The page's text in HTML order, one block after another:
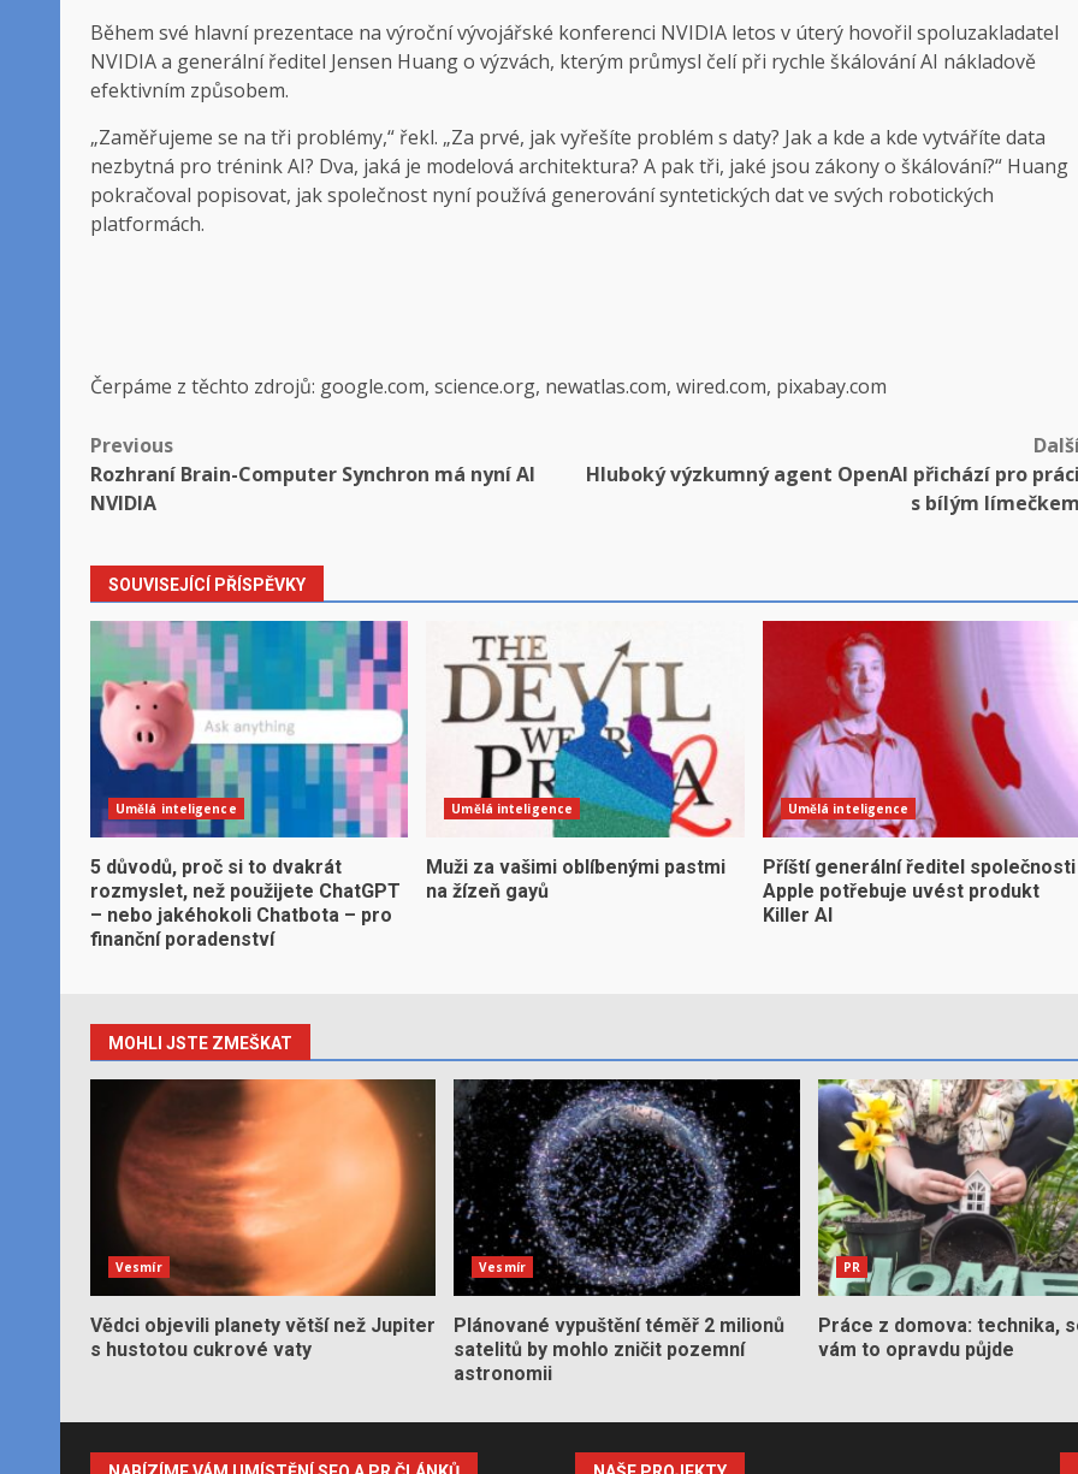
Během své hlavní prezentace na výroční vývojářské konferenci NVIDIA letos v úterý hovořil spoluzakladatel
NVIDIA a generální ředitel Jensen Huang o výzvách, kterým průmysl čelí při rychle škálování AI nákladově
efektivním způsobem.
„Zaměřujeme se na tři problémy,“ řekl. „Za prvé, jak vyřešíte problém s daty? Jak a kde a kde vytváříte data
nezbytná pro trénink AI? Dva, jaká je modelová architektura? A pak tři, jaké jsou zákony o škálování?“ Huang
pokračoval popisovat, jak společnost nyní používá generování syntetických dat ve svých robotických
platformách.
Čerpáme z těchto zdrojů: google.com, science.org, newatlas.com, wired.com, pixabay.com
Post
navigation
Previous
Rozhraní Brain-Computer Synchron má nyní AI
NVIDIA
Hluboký výzkumný agent OpenAI přichází pro práci
s bílým límečkem
SOUVISEJÍCÍ PŘÍSPĚVKY
Umělá inteligence
5 důvodů, proč si to dvakrát
rozmyslet, než použijete ChatGPT
– nebo jakéhokoli Chatbota – pro
finanční poradenství
Umělá inteligence
Muži za vašimi oblíbenými pastmi
na žízeň gayů
Umělá inteligence
Příští generální ředitel společnosti
Apple potřebuje uvést produkt
Killer AI
MOHLI JSTE ZMEŠKAT
Vesmír
Vědci objevili planety větší než Jupiter
s hustotou cukrové vaty
Vesmír
Plánované vypuštění téměř 2 milionů
satelitů by mohlo zničit pozemní
astronomii
PR
Práce z domova: technika,
vám to opravdu půjde